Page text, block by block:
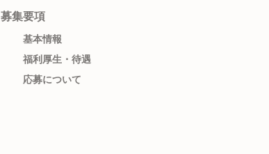
募集要項
基本情報
福利厚生・待遇
応募について